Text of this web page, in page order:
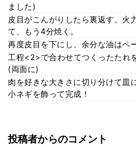
ました)
皮目がこんがりしたら裏返す。火
て、もう4分焼く。
再度皮目を下にし、余分な油はペ
工程<2>で合わせてつくったたれ
(両面に)
肉を好きな大きさに切り分けて皿
小ネギを飾って完成！
投稿者からのコメント